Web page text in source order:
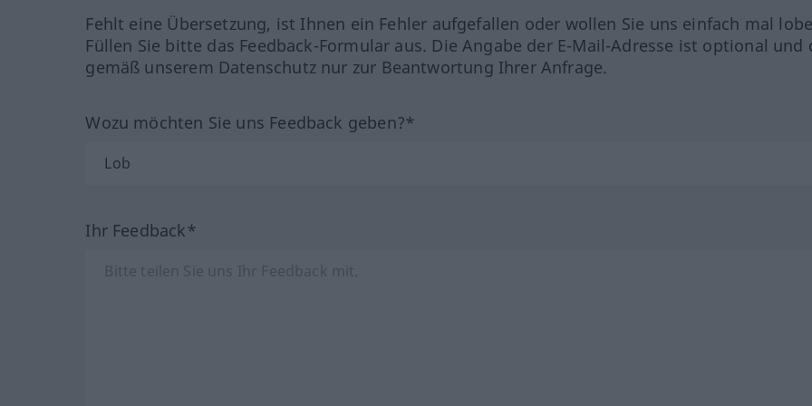
Fehlt eine Übersetzung, ist Ihnen ein Fehler aufgefallen oder wollen Sie uns einfach mal
Füllen Sie bitte das Feedback-Formular aus. Die Angabe der E-Mail-Adresse ist optional und
gemäß unserem Datenschutz nur zur Beantwortung Ihrer Anfrage.
Wozu möchten Sie uns Feedback geben?*
Ihr Feedback*